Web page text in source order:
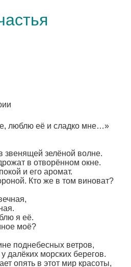
люблю её и сладко мне…»
звенящей зелёной волне.
в отворённом окне.
и его аромат.
Кто же в том виноват?
я её.
моё?
поднебесных ветров,
далёких морских берегов.
опять в этот мир красоты,